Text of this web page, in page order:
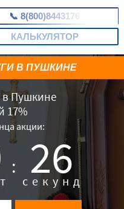
📞 8(800)8443176
КАЛЬКУЛЯТОР
в Пушкине
17%
акции:
: 25
секунд
В ПУШКИНЕ